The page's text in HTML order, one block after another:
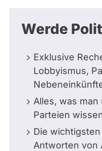
Werde
Exklusive
Lobbyismus,
Alles, was
Parteien
Die
Antworten von